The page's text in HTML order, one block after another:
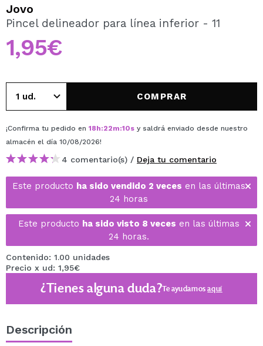
Al crear una cuenta en Maquillalia.com podrás realizar
tus compras rápidamente, revisar el estado de tus
pedidos y consultar tus operaciones anteriores.
CREAR CUENTA
Jovo
Pincel delineador para línea inferior - 11
1,95€
COMPRAR
¡Confirma tu pedido en 18h:22m:09s y saldrá enviado desde nuestro
almacén el día 10/08/2026!
4 comentario(s) / Deja tu comentario
Este producto ha sido vendido 2 veces en las últimas
24 horas
Este producto ha sido visto 8 veces en las últimas
24 horas.
Contenido: 1.00 unidades
Precio x ud: 1,95€
¿Tienes alguna duda?Te ayudamosaquí
Descripción